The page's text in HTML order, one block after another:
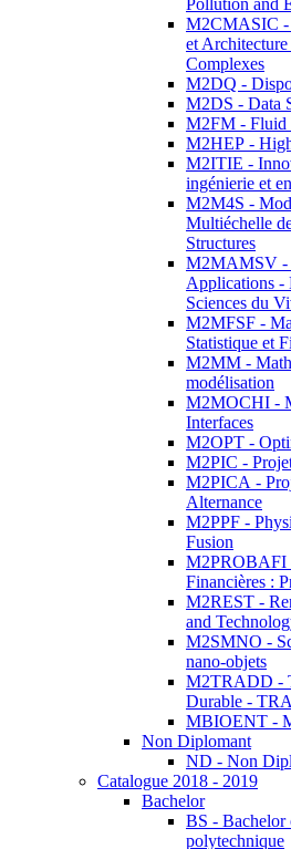
Pollution and
M2CMASIC -
et Architecture
Complexes
M2DQ -
M2DS - Data
M2FM - Fluid
M2HEP -
M2ITIE -
ingénierie et
M2M4S -
Multiéchelle
Structures
M2MAMSV -
Applications -
Sciences du
M2MFSF -
Statistique et
M2MM -
modélisation
M2MOCHI -
Interfaces
M2OPT -
M2PIC -
M2PICA -
Alternance
M2PPF -
Fusion
M2PROBAFI
Financières :
M2REST -
and
M2SMNO -
nano-objets
M2TRADD -
Durable -
MBIOENT -
Non Diplomant
ND - Non
Catalogue 2018 - 2019
Bachelor
BS - Bachelor
polytechnique